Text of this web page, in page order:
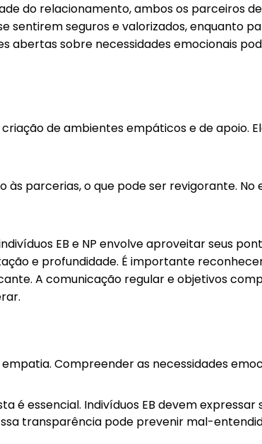
do relacionamento, ambos os parceiros
sentirem seguros e valorizados, enquanto
abertas sobre necessidades emocionais
de ambientes empáticos e de apoio.
às parcerias, o que pode ser revigorante.
EB e NP envolve aproveitar seus
e profundidade. É importante
A comunicação regular e objetivos
Compreender as necessidades
é essencial. Indivíduos EB devem expressar
transparência pode prevenir mal-